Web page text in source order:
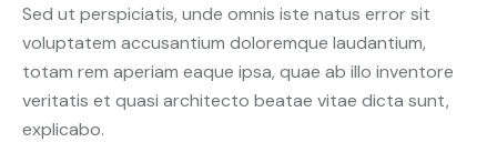
Sed ut perspiciatis, unde omnis iste natus error sit
voluptatem accusantium doloremque laudantium,
totam rem aperiam eaque ipsa, quae ab illo inventore
veritatis et quasi architecto beatae vitae dicta sunt,
explicabo.